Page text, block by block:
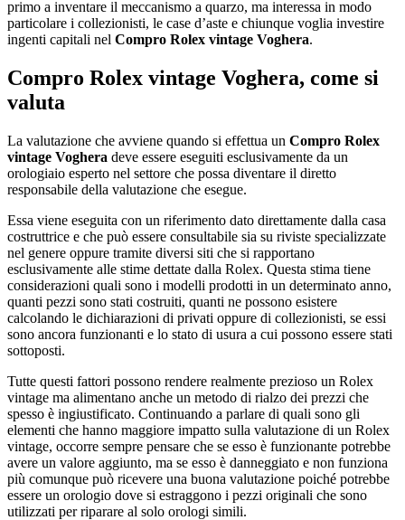
primo a inventare il meccanismo a quarzo, ma interessa in modo
particolare i collezionisti, le case d’aste e chiunque voglia investire
ingenti capitali nel Compro Rolex vintage Voghera.
Compro Rolex vintage Voghera, come si
valuta
La valutazione che avviene quando si effettua un Compro Rolex
vintage Voghera deve essere eseguiti esclusivamente da un
orologiaio esperto nel settore che possa diventare il diretto
responsabile della valutazione che esegue.
Essa viene eseguita con un riferimento dato direttamente dalla casa
costruttrice e che può essere consultabile sia su riviste specializzate
nel genere oppure tramite diversi siti che si rapportano
esclusivamente alle stime dettate dalla Rolex. Questa stima tiene
considerazioni quali sono i modelli prodotti in un determinato anno,
quanti pezzi sono stati costruiti, quanti ne possono esistere
calcolando le dichiarazioni di privati oppure di collezionisti, se essi
sono ancora funzionanti e lo stato di usura a cui possono essere stati
sottoposti.
Tutte questi fattori possono rendere realmente prezioso un Rolex
vintage ma alimentano anche un metodo di rialzo dei prezzi che
spesso è ingiustificato. Continuando a parlare di quali sono gli
elementi che hanno maggiore impatto sulla valutazione di un Rolex
vintage, occorre sempre pensare che se esso è funzionante potrebbe
avere un valore aggiunto, ma se esso è danneggiato e non funziona
più comunque può ricevere una buona valutazione poiché potrebbe
essere un orologio dove si estraggono i pezzi originali che sono
utilizzati per riparare al solo orologi simili.